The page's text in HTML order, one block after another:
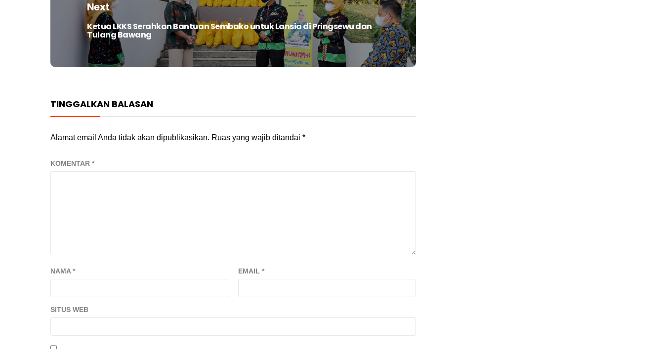
Next
Next
post:
Ketua LKKS Serahkan Bantuan Sembako untuk Lansia di Pringsewu dan
Tulang Bawang
TINGGALKAN BALASAN
Alamat email Anda tidak akan dipublikasikan. Ruas yang wajib ditandai *
KOMENTAR *
NAMA* EMAIL *
SITUS WEB